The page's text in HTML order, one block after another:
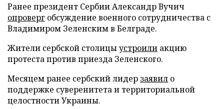
Ранее президент Сербии Александр Вучич
опроверг обсуждение военного сотрудничества с
Владимиром Зеленским в Белграде.
Жители сербской столицыустроили акцию
протеста против приезда Зеленского.
Месяцем ранее сербский лидер заявил о
поддержке суверенитета и территориальной
целостности Украины.